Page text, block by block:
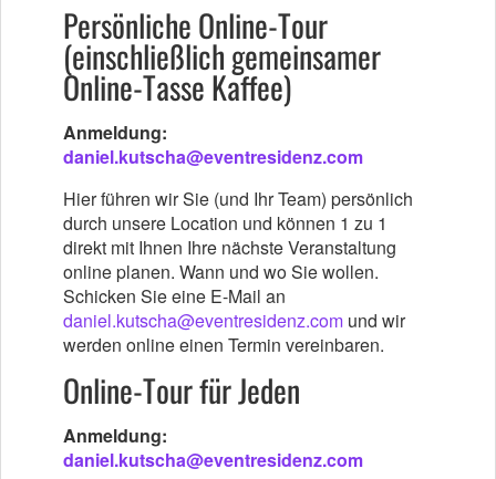
Persönliche Online-Tour
(einschließlich gemeinsamer
Online-Tasse Kaffee)
Anmeldung:
daniel.kutscha@eventresidenz.com
Hier führen wir Sie (und Ihr Team) persönlich
durch unsere Location und können 1 zu 1
direkt mit Ihnen Ihre nächste Veranstaltung
online planen. Wann und wo Sie wollen.
Schicken Sie eine E-Mail an
daniel.kutscha@eventresidenz.com und wir
werden online einen Termin vereinbaren.
Online-Tour für Jeden
Anmeldung:
daniel.kutscha@eventresidenz.com